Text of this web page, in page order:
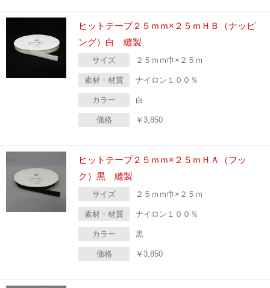
ヒットテープ２５ｍｍ×２５ｍＨＢ（ナッピ
ング）白 縫製
サイズ ２５ｍｍ巾×２５ｍ
素材・材質 ナイロン１００％
カラー 白
価格 ￥ 3,850
ヒットテープ２５ｍｍ×２５ｍＨＡ（フッ
ク）黒 縫製
サイズ ２５ｍｍ巾×２５ｍ
素材・材質 ナイロン１００％
カラー 黒
価格 ￥ 3,850